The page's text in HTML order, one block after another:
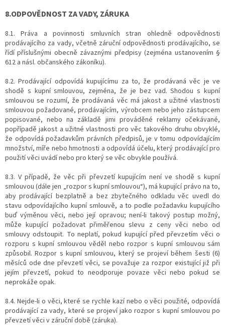
8.ODPOVĚDNOST ZA VADY, ZÁRUKA
8.1. Práva a povinnosti smluvních stran ohledně odpovědnosti
prodávajícího za vady, včetně záruční odpovědnosti prodávajícího, se
řídí příslušnými obecně závaznými předpisy (zejména ustanovením §
612 a násl. občanského zákoníku).
8.2. Prodávající odpovídá kupujícímu za to, že prodávaná věc je ve
shodě s kupní smlouvou, zejména, že je bez vad. Shodou s kupní
smlouvou se rozumí, že prodávaná věc má jakost a užitné vlastnosti
smlouvou požadované, prodávajícím, výrobcem nebo jeho zástupcem
popisované, nebo na základě jimi prováděné reklamy očekávané,
popřípadě jakost a užitné vlastnosti pro věc takového druhu obvyklé,
že odpovídá požadavkům právních předpisů, je v tomu odpovídajícím
množství, míře nebo hmotnosti a odpovídá účelu, který prodávající pro
použití věci uvádí nebo pro který se věc obvykle používá.
8.3. V případě, že věc při převzetí kupujícím není ve shodě s kupní
smlouvou (dále jen „rozpor s kupní smlouvou“), má kupující právo na to,
aby prodávající bezplatně a bez zbytečného odkladu věc uvedl do
stavu odpovídajícího kupní smlouvě, a to podle požadavku kupujícího
buď výměnou věci, nebo její opravou; není-li takový postup možný,
může kupující požadovat přiměřenou slevu z ceny věci nebo od
smlouvy odstoupit. To neplatí, pokud kupující před převzetím věci o
rozporu s kupní smlouvou věděl nebo rozpor s kupní smlouvou sám
způsobil. Rozpor s kupní smlouvou, který se projeví během šesti (6)
měsíců ode dne převzetí věci, se považuje za rozpor existující již při
jejím převzetí, pokud to neodporuje povaze věci nebo pokud se
neprokáže opak.
8.4. Nejde-li o věci, které se rychle kazí nebo o věci použité, odpovídá
prodávající za vady, které se projeví jako rozpor s kupní smlouvou po
převzetí věci v záruční době (záruka).